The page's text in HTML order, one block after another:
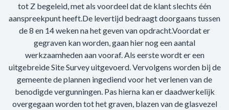
tot Z begeleid, met als voordeel dat de klant slechts één
aanspreekpunt heeft.De levertijd bedraagt doorgaans tussen
de 8 en 14 weken na het geven van opdracht.Voordat er
gegraven kan worden, gaan hier nog een aantal
werkzaamheden aan vooraf. Als eerste wordt er een
uitgebreide Site Survey uitgevoerd. Vervolgens worden bij de
gemeente de plannen ingediend voor het verlenen van de
benodigde vergunningen. Pas hierna kan er daadwerkelijk
overgegaan worden tot het graven, blazen van de glasvezel